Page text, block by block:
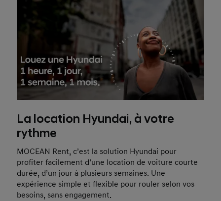
La location Hyundai, à votre
rythme
MOCEAN Rent, c’est la solution Hyundai pour
profiter facilement d’une location de voiture courte
durée, d’un jour à plusieurs semaines. Une
expérience simple et flexible pour rouler selon vos
besoins, sans engagement.